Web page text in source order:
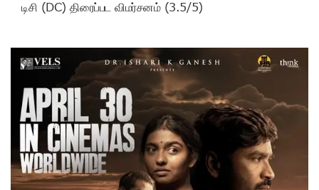
டிசி (DC) திரைப்பட விமர்சனம் (3.5/5)